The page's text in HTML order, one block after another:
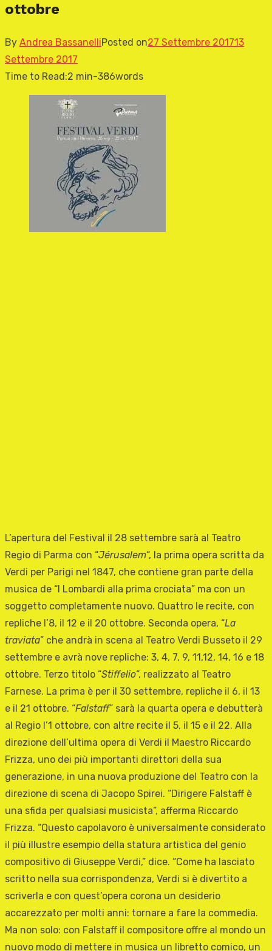
ottobre
By Andrea BassanelliPosted on27 Settembre 201713
Settembre 2017
Time to Read:2 min-386words
L’apertura del Festival il 28 settembre sarà al Teatro
Regio di Parma con “Jérusalem“, la prima opera scritta da
Verdi per Parigi nel 1847, che contiene gran parte della
musica de “I Lombardi alla prima crociata” ma con un
soggetto completamente nuovo. Quattro le recite, con
repliche l’8, il 12 e il 20 ottobre. Seconda opera, “La
traviata” che andrà in scena al Teatro Verdi Busseto il 29
settembre e avrà nove repliche: 3, 4, 7, 9, 11,12, 14, 16 e 18
ottobre. Terzo titolo “Stiffelio“, realizzato al Teatro
Farnese. La prima è per il 30 settembre, repliche il 6, il 13
e il 21 ottobre. “Falstaff” sarà la quarta opera e debutterà
al Regio l’1 ottobre, con altre recite il 5, il 15 e il 22. Alla
direzione dell’ultima opera di Verdi il Maestro Riccardo
Frizza, uno dei più importanti direttori della sua
generazione, in una nuova produzione del Teatro con la
direzione di scena di Jacopo Spirei. “Dirigere Falstaff è
una sfida per qualsiasi musicista”, afferma Riccardo
Frizza. “Questo capolavoro è universalmente considerato
il più illustre esempio della statura artistica del genio
compositivo di Giuseppe Verdi,” dice. “Come ha lasciato
scritto nella sua corrispondenza, Verdi si è divertito a
scriverla e con quest’opera corona un desiderio
accarezzato per molti anni: tornare a fare la commedia.
Ma non solo: con Falstaff il compositore offre al mondo un
nuovo modo di mettere in musica un libretto comico, un